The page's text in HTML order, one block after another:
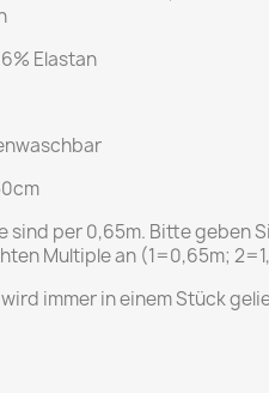
Elastan
sind per 0,65m. Bitte geben
Multiple an (1=0,65m;
immer in einem Stück